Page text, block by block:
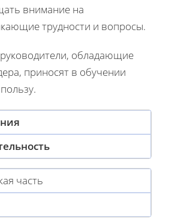
внимание на
трудности и вопросы.
обладающие
приносят в обучении
часть